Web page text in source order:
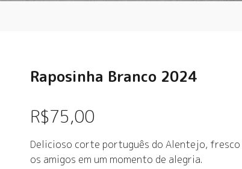
Raposinha Branco 2024
R$75,00
Delicioso corte português do Alentejo,
os amigos em um momento de alegria.